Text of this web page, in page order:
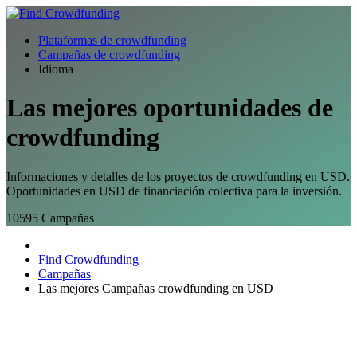
Plataformas de crowdfunding
Campañas de crowdfunding
Idioma
Las mejores oportunidades de
crowdfunding
Informaciones y detalles de los proyectos de crowdfunding en USD.
Oportunidades en USD de financiación colectiva para la inversión.
10595 Campañas
Find Crowdfunding
Campañas
Las mejores Campañas crowdfunding en USD